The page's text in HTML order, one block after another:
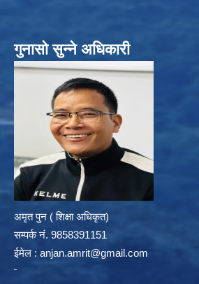
गुनासो सुन्ने अधिकारी
अमृत पुन ( शिक्षा अधिकृत)
सम्पर्क न‌ं. 9858391151
ईमेल : anjan.amrit@gmail.com